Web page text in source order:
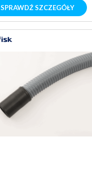
SPRAWDŹ SZCZEGÓŁY